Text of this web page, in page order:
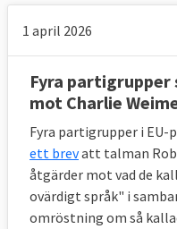
migranter och
ursprungs- och
PROBLEMET –
Flyktingkrisen
kommissionen på
EU:s nuvarande
fåtal
1 april 2026
Fyra
mot Charlie
Fyra partigrupper i
ett brevatt talman
åtgärder mot vad de
ovärdigt språk" i
omröstning om så